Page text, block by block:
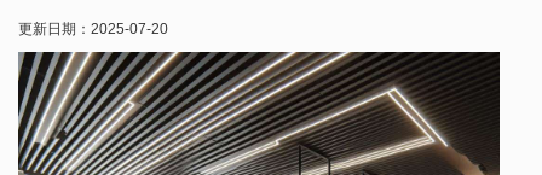
更新日期： 2025-07-20